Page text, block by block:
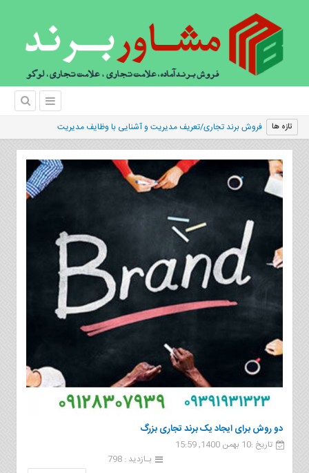
تازه ها |
دو روش برای ایجاد یک برند تجاری بزرگ
تاریخ :10 بهمن 1400, 15:59
بـازدید : 798